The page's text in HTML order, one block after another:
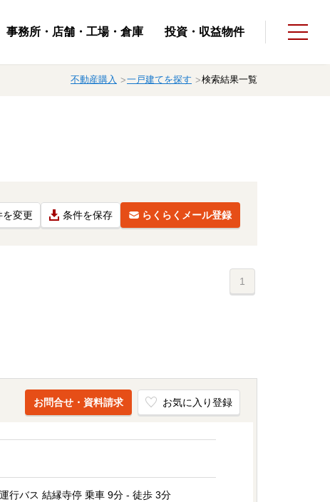
事務所・店舗・⼯場・倉庫 投資・収益物件
不動産購入 一戸建てを探す 検索結果一覧
を変更 条件を保存 らくらくメール登録
1
お問合せ・資料請求 お気に入り登録
行バス 結縁寺停 乗車 9分 - 徒歩 3分